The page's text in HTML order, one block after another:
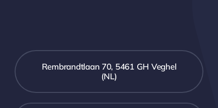
Rembrandtlaan 70, 5461 GH Veghel
(NL)